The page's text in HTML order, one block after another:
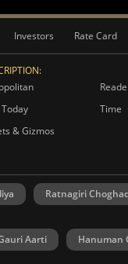
Investors Rate Card
Time
& Gizmos
Ratnagiri
Aarti Hanuman